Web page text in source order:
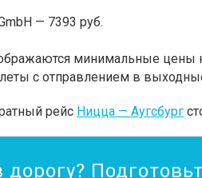
— 7393 руб.
минимальные цены
с отправлением в
рейс Ницца — Аугсбург
дорогу?